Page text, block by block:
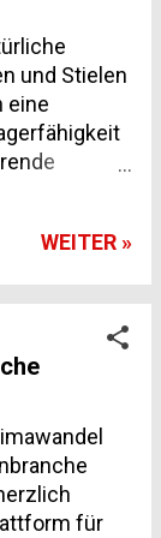
in
natürlich
und
im Wein
ab.
lösen sich
der
und
da
und Stielen
eine
Mund, was
Eleganz
WEITER »
für